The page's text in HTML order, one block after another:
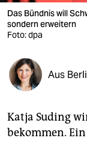
verlag
veranstaltungen
shop
fragen & hilfe
abo
Das Bündnis will
sondern erweitern
Foto: dpa
Aus
Katja Suding
bekommen.